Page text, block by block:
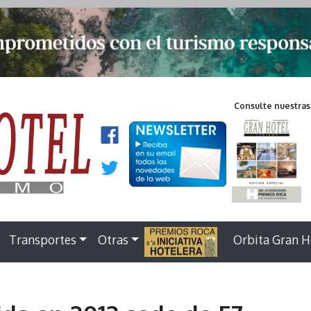
Consulte
Transportes Otras . Orbita Gran